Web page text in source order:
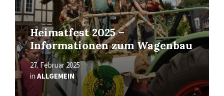
Heimatfest 2025 –
Informationen zum Wagenbau
27. Februar 2025
in ALLGEMEIN